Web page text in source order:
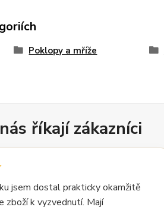
Poklopy a mříže
říkají zákazníci
jsem dostal prakticky okamžitě
zboží k vyzvednutí. Mají